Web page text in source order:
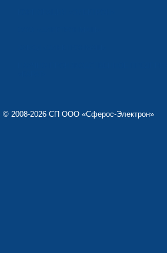
© 2008-2026 СП ООО «Сферос-Электрон»